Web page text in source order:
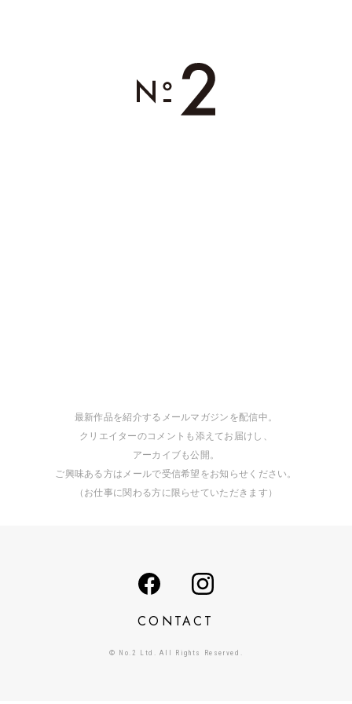
最新作品を紹介するメールマガジンを配信中。
クリエイターのコメントも添えてお届けし、
アーカイブも公開。
ご興味ある方はメールで受信希望をお知らせください。
（お仕事に関わる方に限らせていただきます）
CONTACT
© No.2 Ltd. All Rights Reserved.